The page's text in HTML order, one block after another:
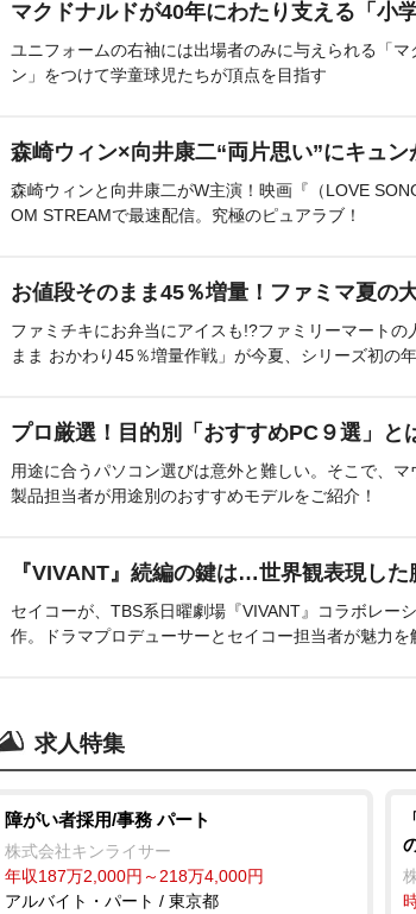
マクドナルドが40年にわたり支える「小
ユニフォームの右袖には出場者のみに与えられる「
ン」をつけて学童球児たちが頂点を目指す
森崎ウィン×向井康二“両片思い”にキュン
森崎ウィンと向井康二がW主演！映画『（LOVE
OM STREAMで最速配信。究極のピュアラブ！
お値段そのまま45％増量！ファミマ夏の
ファミチキにお弁当にアイスも!?ファミリーマートの
まま おかわり45％増量作戦」が今夏、シリーズ初の
プロ厳選！目的別「おすすめPC９選」と
用途に合うパソコン選びは意外と難しい。そこで、
製品担当者が用途別のおすすめモデルをご紹介！
『VIVANT』続編の鍵は…世界観表現した
セイコーが、TBS系日曜劇場『VIVANT』コラボレー
作。ドラマプロデューサーとセイコー担当者が魅力を
求人特集
障がい者採用/事務 パート
株式会社キンライサー
年収187万2,000円～218万4,000円
アルバイト・パート / 東京都